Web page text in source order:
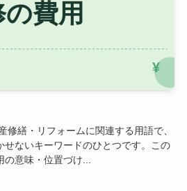
修繕・リフォームに関連する用語で、
せないキーワードのひとつです。この
意味・位置づけ...